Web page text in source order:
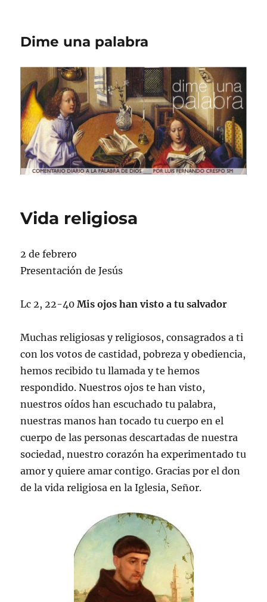
Dime una palabra
Vida religiosa
2 de febrero
Presentación de Jesús
Lc 2, 22-40Mis ojos han visto a tu salvador
Muchas religiosas y religiosos, consagrados a ti
con los votos de castidad, pobreza y obediencia,
hemos recibido tu llamada y te hemos
respondido. Nuestros ojos te han visto,
nuestros oídos han escuchado tu palabra,
nuestras manos han tocado tu cuerpo en el
cuerpo de las personas descartadas de nuestra
sociedad, nuestro corazón ha experimentado tu
amor y quiere amar contigo. Gracias por el don
de la vida religiosa en la Iglesia, Señor.